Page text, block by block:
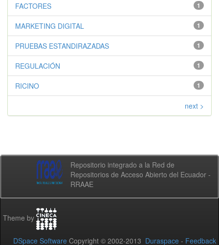
1
FACTORES
1
MARKETING DIGITAL
1
PRUEBAS ESTANDIRAZADAS
1
REGULACIÓN
1
RICINO
next >
Repositorio integrado a la Red de
Repositorios de Acceso Abierto del Ecuador -
RRAAE
Theme by
DSpace Software Copyright © 2002-2013 Duraspace - Feedback